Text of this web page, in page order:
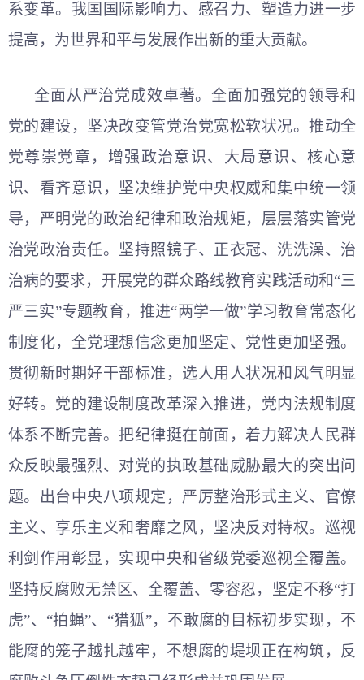
系变革。我国国际影响力、感召力、塑造力进一步
提高，为世界和平与发展作出新的重大贡献。
全面从严治党成效卓著。全面加强党的领导和
党的建设，坚决改变管党治党宽松软状况。推动全
党尊崇党章，增强政治意识、大局意识、核心意
识、看齐意识，坚决维护党中央权威和集中统一领
导，严明党的政治纪律和政治规矩，层层落实管党
治党政治责任。坚持照镜子、正衣冠、洗洗澡、治
治病的要求，开展党的群众路线教育实践活动和“三
严三实”专题教育，推进“两学一做”学习教育常态化
制度化，全党理想信念更加坚定、党性更加坚强。
贯彻新时期好干部标准，选人用人状况和风气明显
好转。党的建设制度改革深入推进，党内法规制度
体系不断完善。把纪律挺在前面，着力解决人民群
众反映最强烈、对党的执政基础威胁最大的突出问
题。出台中央八项规定，严厉整治形式主义、官僚
主义、享乐主义和奢靡之风，坚决反对特权。巡视
利剑作用彰显，实现中央和省级党委巡视全覆盖。
坚持反腐败无禁区、全覆盖、零容忍，坚定不移“打
虎”、“拍蝇”、“猎狐”，不敢腐的目标初步实现，不
能腐的笼子越扎越牢，不想腐的堤坝正在构筑，反